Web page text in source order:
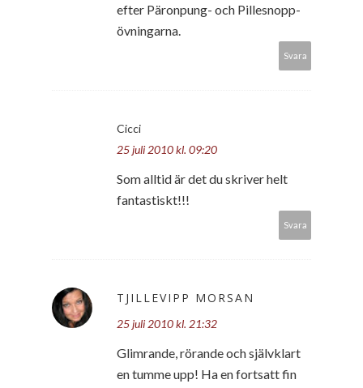
efter Päronpung- och Pillesnopp-
övningarna.
Svara
Cicci
25 juli 2010 kl. 09:20
Som alltid är det du skriver helt
fantastiskt!!!
Svara
TJILLEVIPP MORSAN
25 juli 2010 kl. 21:32
Glimrande, rörande och självklart
en tumme upp! Ha en fortsatt fin